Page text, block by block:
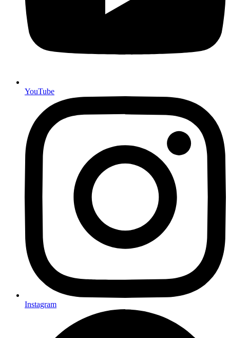
YouTube
Instagram